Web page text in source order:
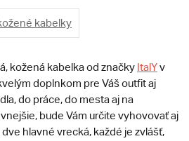
kabelky
kožená kabelka od značky ItalYv
doplnkom pre Váš outfit aj
do práce, do mesta aj na
bude Vám určite vyhovovať aj
hlavné vrecká, každé je zvlášť,